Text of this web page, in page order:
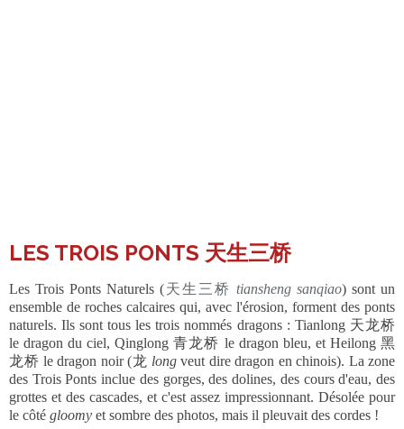
LES TROIS PONTS 天生三桥
Les Trois Ponts Naturels (天生三桥 tiansheng sanqiao) sont un
ensemble de roches calcaires qui, avec l'érosion, forment des ponts
naturels. Ils sont tous les trois nommés dragons : Tianlong 天龙桥
le dragon du ciel, Qinglong 青龙桥 le dragon bleu, et Heilong 黑
龙桥 le dragon noir (龙 longveut dire dragon en chinois). La zone
des Trois Ponts inclue des gorges, des dolines, des cours d'eau, des
grottes et des cascades, et c'est assez impressionnant. Désolée pour
le côté gloomy et sombre des photos, mais il pleuvait des cordes !